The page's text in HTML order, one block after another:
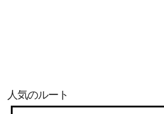
人気のルート